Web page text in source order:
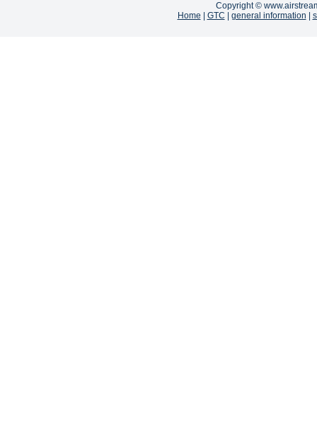
Copyright ©
Home
GTC general information